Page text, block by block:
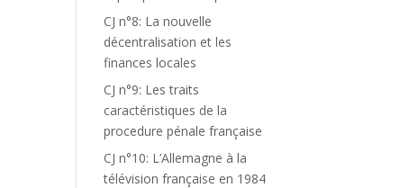
CJ n°8: La nouvelle
décentralisation et les
finances locales
CJ n°9: Les traits
caractéristiques de la
procedure pénale française
CJ n°10: L’Allemagne à la
télévision française en 1984